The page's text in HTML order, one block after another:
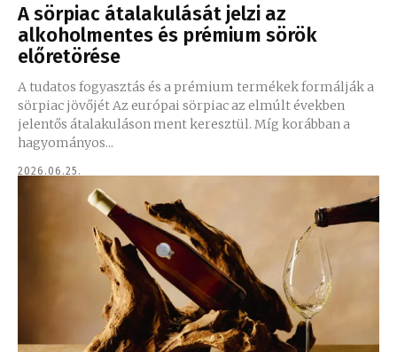
A sörpiac átalakulását jelzi az
alkoholmentes és prémium sörök
előretörése
A tudatos fogyasztás és a prémium termékek formálják a
sörpiac jövőjét Az európai sörpiac az elmúlt években
jelentős átalakuláson ment keresztül. Míg korábban a
hagyományos...
2026.06.25.